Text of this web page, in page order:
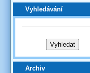
Vyhledávání
Archiv